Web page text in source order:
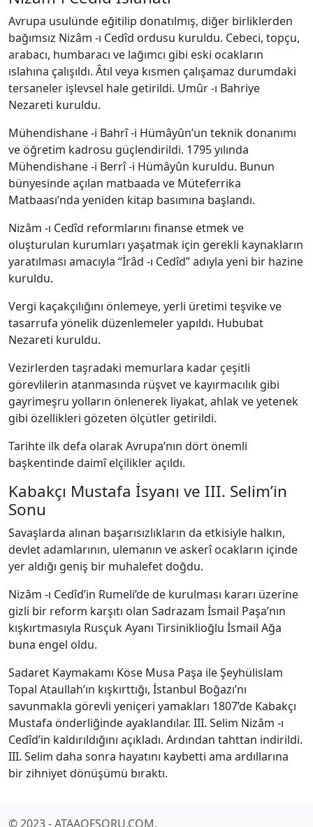
Avrupa usulünde eğitilip donatılmış, diğer birliklerden
bağımsız Nizâm -ı Cedîd ordusu kuruldu. Cebeci, topçu,
arabacı, humbaracı ve lağımcı gibi eski ocakların
ıslahına çalışıldı. Âtıl veya kısmen çalışamaz durumdaki
tersaneler işlevsel hale getirildi. Umûr -ı Bahriye
Nezareti kuruldu.
Mühendishane -i Bahrî -i Hümâyûn’un teknik donanımı
ve öğretim kadrosu güçlendirildi. 1795 yılında
Mühendishane -i Berrî -i Hümâyûn kuruldu. Bunun
bünyesinde açılan matbaada ve Müteferrika
Matbaası’nda yeniden kitap basımına başlandı.
Nizâm -ı Cedîd reformlarını finanse etmek ve
oluşturulan kurumları yaşatmak için gerekli kaynakların
yaratılması amacıyla “İrâd -ı Cedîd” adıyla yeni bir hazine
kuruldu.
Vergi kaçakçılığını önlemeye, yerli üretimi teşvike ve
tasarrufa yönelik düzenlemeler yapıldı. Hububat
Nezareti kuruldu.
Vezirlerden taşradaki memurlara kadar çeşitli
görevlilerin atanmasında rüşvet ve kayırmacılık gibi
gayrimeşru yolların önlenerek liyakat, ahlak ve yetenek
gibi özellikleri gözeten ölçütler getirildi.
Tarihte ilk defa olarak Avrupa’nın dört önemli
başkentinde daimî elçilikler açıldı.
Kabakçı Mustafa İsyanı ve III. Selim’in
Sonu
Savaşlarda alınan başarısızlıkların da etkisiyle halkın,
devlet adamlarının, ulemanın ve askerî ocakların içinde
yer aldığı geniş bir muhalefet doğdu.
Nizâm -ı Cedîd’in Rumeli’de de kurulması kararı üzerine
gizli bir reform karşıtı olan Sadrazam İsmail Paşa’nın
kışkırtmasıyla Rusçuk Ayanı Tirsiniklioğlu İsmail Ağa
buna engel oldu.
Sadaret Kaymakamı Köse Musa Paşa ile Şeyhülislam
Topal Ataullah’ın kışkırttığı, İstanbul Boğazı’nı
savunmakla görevli yeniçeri yamakları 1807’de Kabakçı
Mustafa önderliğinde ayaklandılar. III. Selim Nizâm -ı
Cedîd’in kaldırıldığını açıkladı. Ardından tahttan indirildi.
III. Selim daha sonra hayatını kaybetti ama ardıllarına
bir zihniyet dönüşümü bıraktı.
© 2023 - ATAAOFSORU.COM.